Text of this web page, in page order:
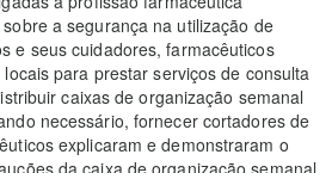
a segurança na utilização de
e seus cuidadores, farmacêuticos
para prestar serviços de consulta
caixas de organização semanal
necessário, fornecer cortadores de
explicaram e demonstraram o
da caixa de organização semanal